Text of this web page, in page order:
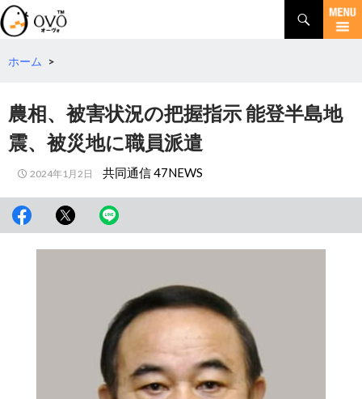
検
索
コ
テ
動
ホーム >
農相、被害状況の把握指示 能登半島地
震、被災地に職員派遣
2024年1月2日 共同通信 47NEWS